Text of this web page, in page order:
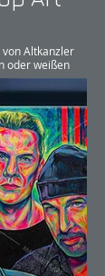
Altkanzler
oder weißen